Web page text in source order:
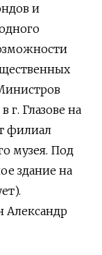
и
г. Глазове на
филиал
музея. Под
здание на
Александр